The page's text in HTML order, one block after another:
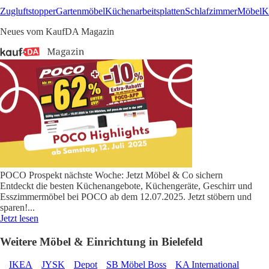
ZugluftstopperGartenmöbelKüchenarbeitsplattenSchlafzimmerMöbel
Neues vom KaufDA Magazin
POCO Prospekt nächste Woche: Jetzt Möbel & Co sichern
Entdeckt die besten Küchenangebote, Küchengeräte, Geschirr und
Esszimmermöbel bei POCO ab dem 12.07.2025. Jetzt stöbern und
sparen!...
Jetzt lesen
Weitere Möbel & Einrichtung in Bielefeld
IKEA JYSK Depot SB Möbel Boss KA International